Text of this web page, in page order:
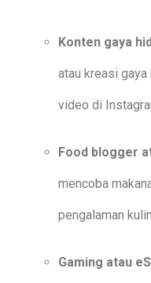
Konten gaya
atau kreasi
video di
Food blogger
mencoba
pengalaman
Gaming atau